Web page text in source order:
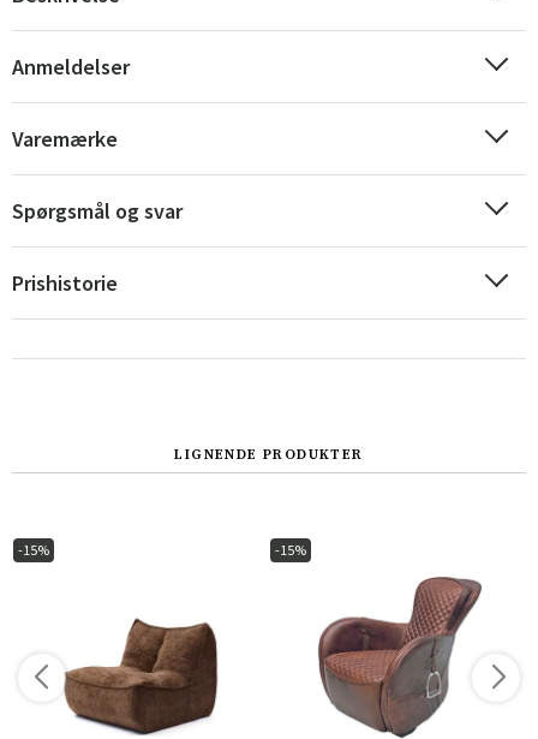
Anmeldelser
Varemærke
Spørgsmål og svar
Prishistorie
LIGNENDE PRODUKTER
-15% -15%